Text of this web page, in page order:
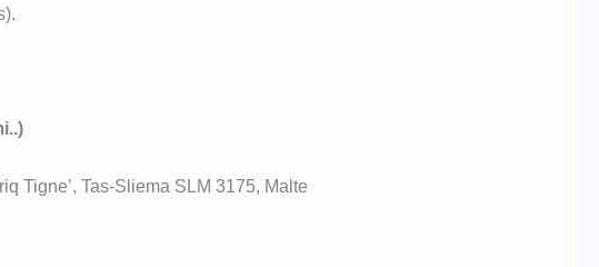
Tigne’, Tas-Sliema SLM 3175, Malte